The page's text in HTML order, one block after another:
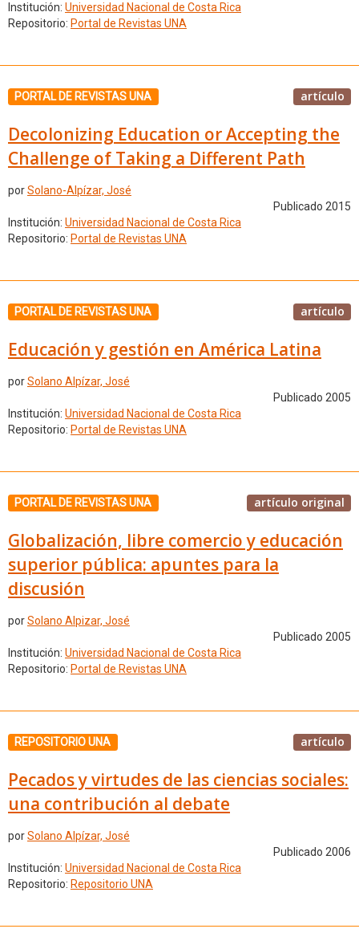
Institución: Universidad Nacional de Costa Rica
Repositorio: Portal de Revistas UNA
PORTAL DE REVISTAS UNA artículo
Decolonizing Education or Accepting the
Challenge of Taking a Different Path
porSolano-Alpízar, José
Publicado 2015
Institución: Universidad Nacional de Costa Rica
Repositorio: Portal de Revistas UNA
PORTAL DE REVISTAS UNA artículo
Educación y gestión en América Latina
porSolano Alpízar, José
Publicado 2005
Institución: Universidad Nacional de Costa Rica
Repositorio: Portal de Revistas UNA
PORTAL DE REVISTAS UNA artículo original
Globalización, libre comercio y educación
superior pública: apuntes para la
discusión
porSolano Alpizar, José
Publicado 2005
Institución: Universidad Nacional de Costa Rica
Repositorio: Portal de Revistas UNA
REPOSITORIO UNA artículo
Pecados y virtudes de las ciencias sociales:
una contribución al debate
porSolano Alpízar, José
Publicado 2006
Institución: Universidad Nacional de Costa Rica
Repositorio: Repositorio UNA